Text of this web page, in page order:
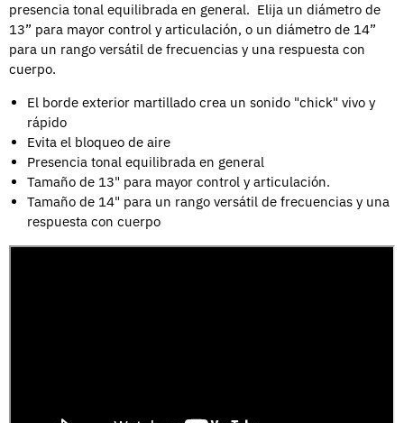
presencia tonal equilibrada en general. Elija un diámetro de
13” para mayor control y articulación, o un diámetro de 14”
para un rango versátil de frecuencias y una respuesta con
cuerpo.
El borde exterior martillado crea un sonido "chick" vivo y
rápido
Evita el bloqueo de aire
Presencia tonal equilibrada en general
Tamaño de 13" para mayor control y articulación.
Tamaño de 14" para un rango versátil de frecuencias y una
respuesta con cuerpo